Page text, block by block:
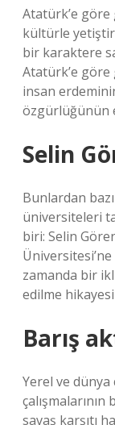
Atatürk’e göre
kültürle
bir karaktere
Atatürk’e göre
insan
özgürlüğünün
Selin
Bunlardan
üniversiteleri
biri: Selin
zamanda bir
edilme
Barış
Yerel ve dünya
savaş karşıtı